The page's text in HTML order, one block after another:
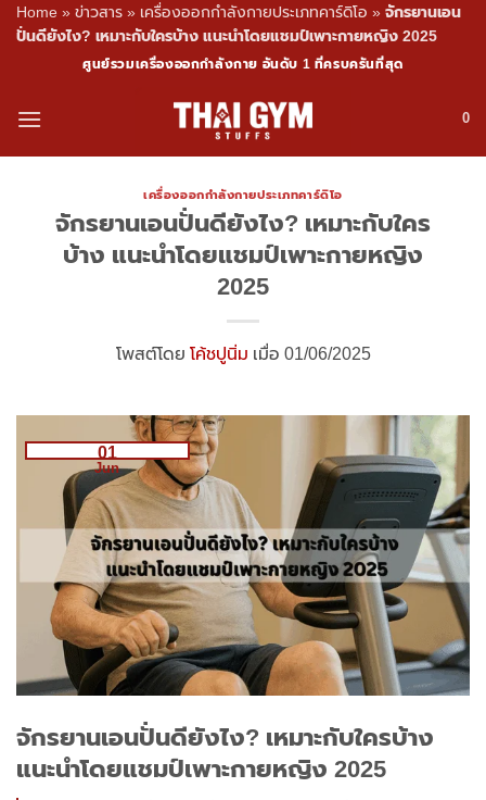
Home » ข่าวสาร » เครื่องออกกำลังกายประเภทคาร์ดิโอ » จักรยานเอน
ปั่นดียังไง? เหมาะกับใครบ้าง แนะนำโดยแชมป์เพาะกายหญิง 2025
content
ศูนย์รวมเครื่องออกกำลังกาย อันดับ 1 ที่ครบครันที่สุด
0
เครื่องออกกำลังกายประเภทคาร์ดิโอ
จักรยานเอนปั่นดียังไง? เหมาะกับใคร
บ้าง แนะนำโดยแชมป์เพาะกายหญิง
2025
โพสต์โดย โค้ชปูนิ่ม เมื่อ 01/06/2025
01
Jun
จักรยานเอนปั่นดียังไง? เหมาะกับใครบ้าง
แนะนำโดยแชมป์เพาะกายหญิง 2025